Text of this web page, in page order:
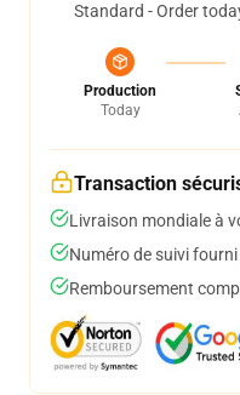
Standard - Order
Production
Today
Transaction
Livraison mondiale à
Numéro de suivi
Remboursement